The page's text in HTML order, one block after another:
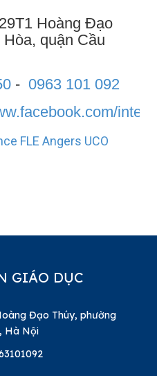
Hoàng Đạo
quận Cầu
- 0963 101 092
FLE Angers UCO
GIÁO DỤC
Đạo Thúy, phường
Hà Nội